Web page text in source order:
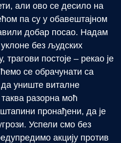
али ово се десило на
па су у обавештајном
добар посао. Надам
без људских
трагови постоје – рекао је
се обрачунати са
да униште виталне
разорна моћ
пронађени, да је
Успели смо без
акцију против